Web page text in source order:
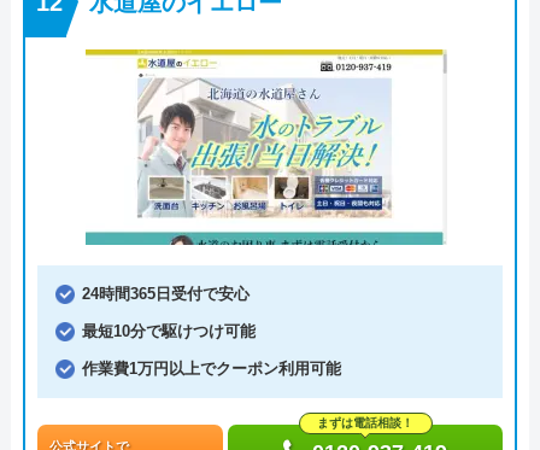
24時間365日受付で安心
最短10分で駆けつけ可能
作業費1万円以上でクーポン利用可能
公式サイトで
まずは電話相談！